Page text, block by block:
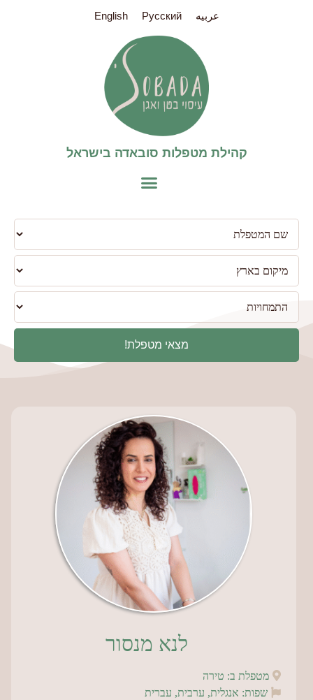
عربيه Pусский
English
קהילת מטפלות סובאדה בישראל​
פילטר
למטפלות
מצאי מטפלת!
לנא מנסור
מטפלת ב: טירה
שפות: אנגלית, ערבית, עברית